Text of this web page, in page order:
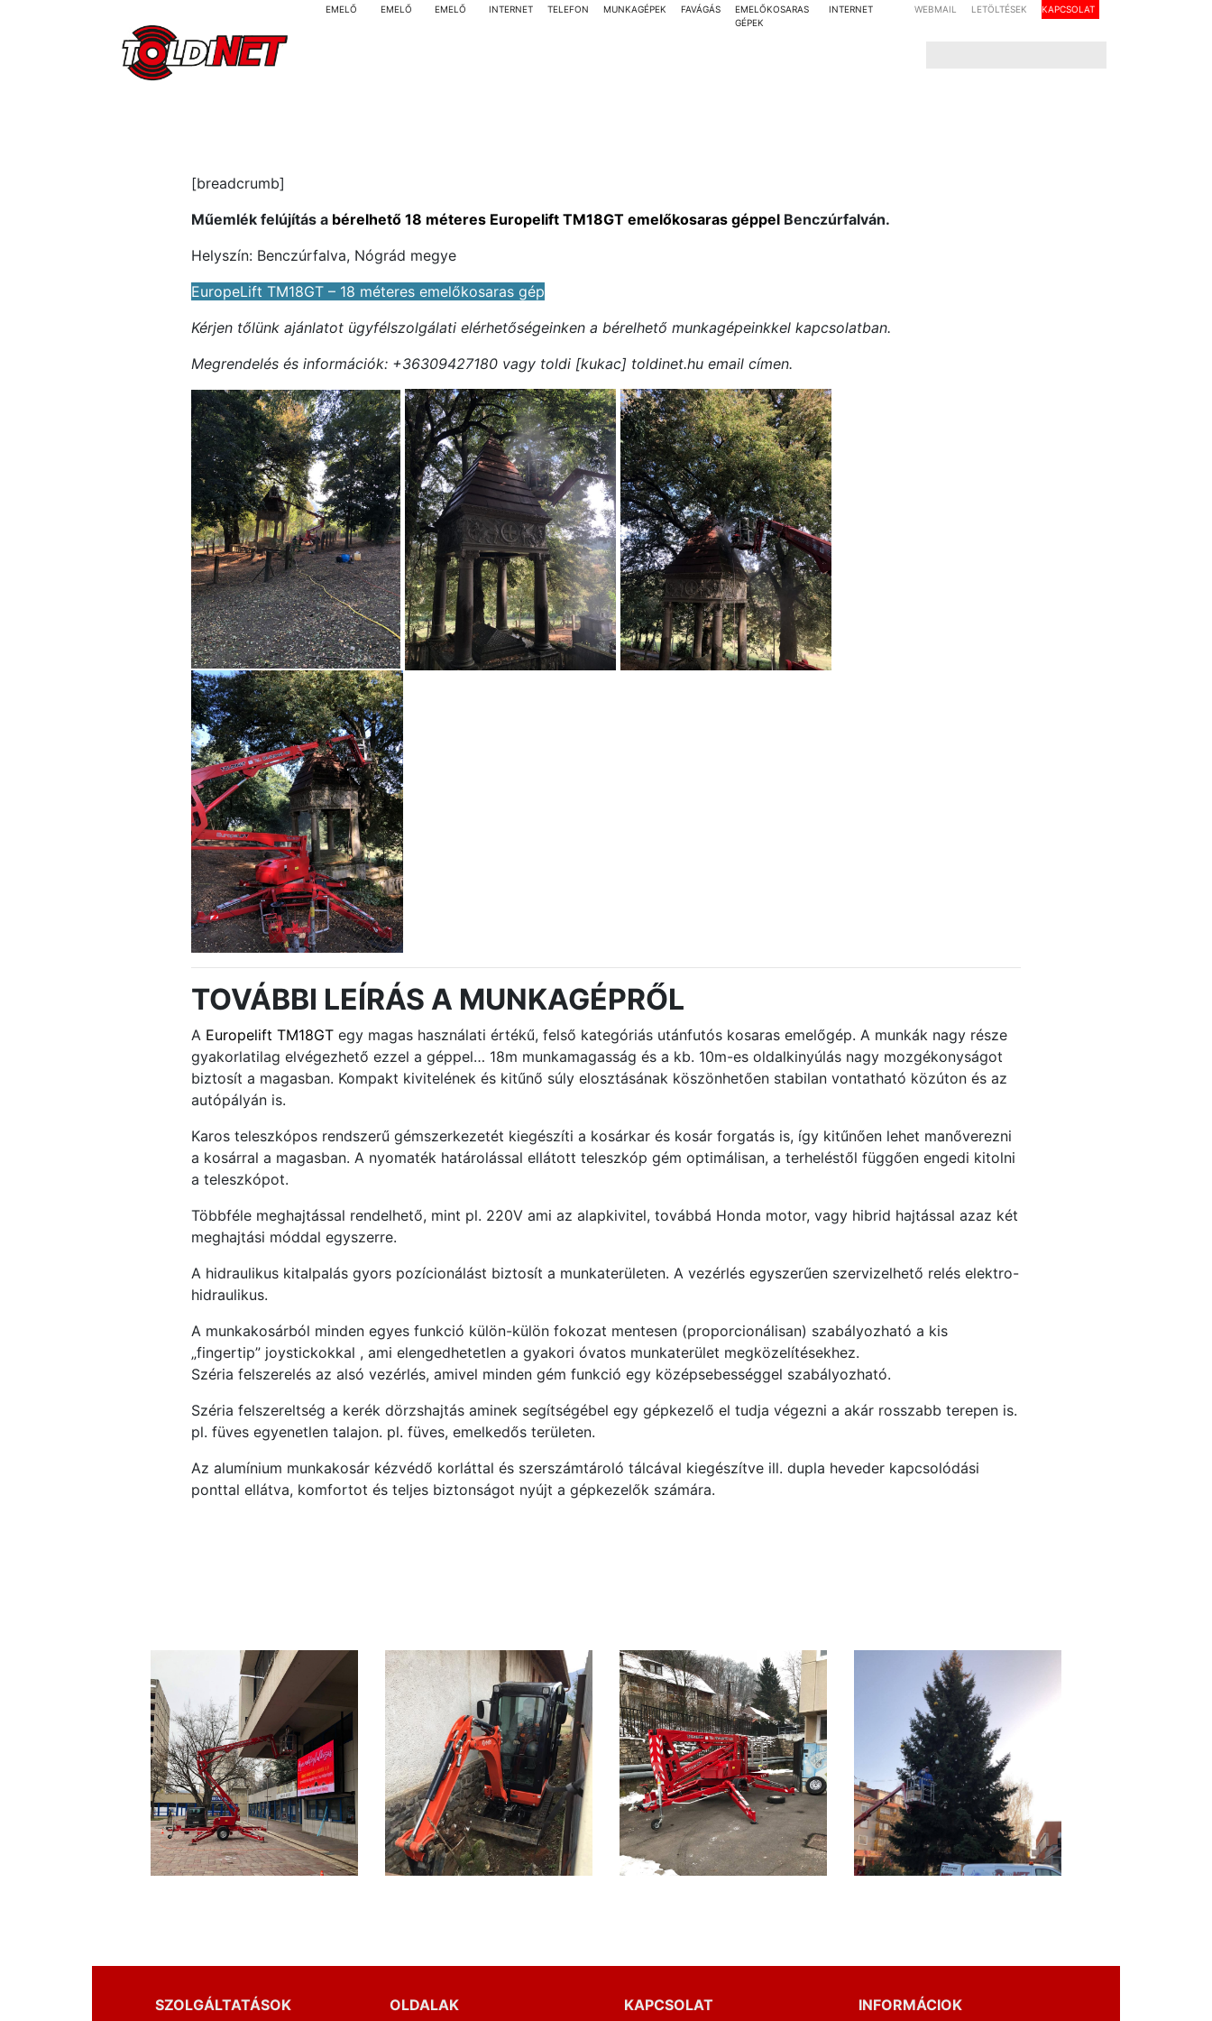
EMELŐ
EMELŐ
EMELŐ
INTERNET TELEFON MUNKAGÉPEK FAVÁGÁS
EMELŐKOSARAS
GÉPEK
INTERNET
WEBMAIL LETÖLTÉSEK KAPCSOLAT
[breadcrumb]
Műemlék felújítás a bérelhető 18 méteres Europelift TM18GT emelőkosaras géppel Benczúrfalván.
Helyszín: Benczúrfalva, Nógrád megye
EuropeLift TM18GT – 18 méteres emelőkosaras gép
Kérjen tőlünk ajánlatot ügyfélszolgálati elérhetőségeinken a bérelhető munkagépeinkkel kapcsolatban.
Megrendelés és információk: +36309427180 vagy toldi [kukac] toldinet.hu email címen.
TOVÁBBI LEÍRÁS A MUNKAGÉPRŐL
A Europelift TM18GT egy magas használati értékű, felső kategóriás utánfutós kosaras emelőgép. A munkák nagy része
gyakorlatilag elvégezhető ezzel a géppel… 18m munkamagasság és a kb. 10m-es oldalkinyúlás nagy mozgékonyságot
biztosít a magasban. Kompakt kivitelének és kitűnő súly elosztásának köszönhetően stabilan vontatható közúton és az
autópályán is.
Karos teleszkópos rendszerű gémszerkezetét kiegészíti a kosárkar és kosár forgatás is, így kitűnően lehet manőverezni
a kosárral a magasban. A nyomaték határolással ellátott teleszkóp gém optimálisan, a terheléstől függően engedi kitolni
a teleszkópot.
Többféle meghajtással rendelhető, mint pl. 220V ami az alapkivitel, továbbá Honda motor, vagy hibrid hajtással azaz két
meghajtási móddal egyszerre.
A hidraulikus kitalpalás gyors pozícionálást biztosít a munkaterületen. A vezérlés egyszerűen szervizelhető relés elektro-
hidraulikus.
A munkakosárból minden egyes funkció külön-külön fokozat mentesen (proporcionálisan) szabályozható a kis
„fingertip” joystickokkal , ami elengedhetetlen a gyakori óvatos munkaterület megközelítésekhez.
Széria felszerelés az alsó vezérlés, amivel minden gém funkció egy középsebességgel szabályozható.
Széria felszereltség a kerék dörzshajtás aminek segítségébel egy gépkezelő el tudja végezni a akár rosszabb terepen is.
pl. füves egyenetlen talajon. pl. füves, emelkedős területen.
Az alumínium munkakosár kézvédő korláttal és szerszámtároló tálcával kiegészítve ill. dupla heveder kapcsolódási
ponttal ellátva, komfortot és teljes biztonságot nyújt a gépkezelők számára.
SZOLGÁLTATÁSOK OLDALAK KAPCSOLAT INFORMÁCIOK